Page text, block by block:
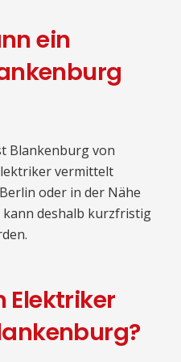
ein
Blankenburg von
vermittelt
oder in der Nähe
kann deshalb kurzfristig
Elektriker